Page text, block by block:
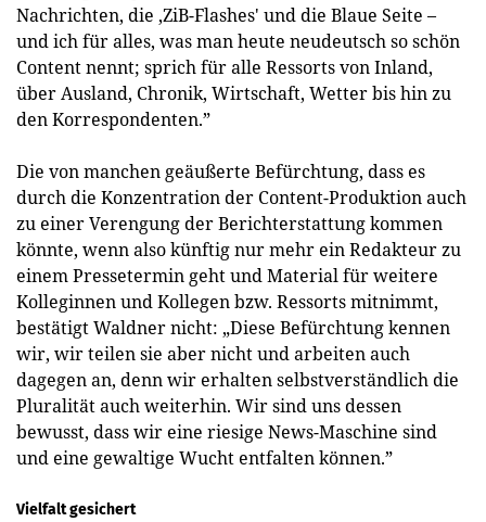
Nachrichten, die ‚ZiB-Flashes' und die Blaue Seite –
und ich für alles, was man heute neudeutsch so schön
Content nennt; sprich für alle Ressorts von Inland,
über Ausland, Chronik, Wirtschaft, Wetter bis hin zu
den Korrespondenten.”
Die von manchen geäußerte Befürchtung, dass es
durch die Konzentration der Content-Produktion auch
zu einer Verengung der Berichterstattung kommen
könnte, wenn also künftig nur mehr ein Redakteur zu
einem Pressetermin geht und Material für weitere
Kolleginnen und Kollegen bzw. Ressorts mitnimmt,
bestätigt Waldner nicht: „Diese Befürchtung kennen
wir, wir teilen sie aber nicht und arbeiten auch
dagegen an, denn wir erhalten selbstverständlich die
Pluralität auch weiterhin. Wir sind uns dessen
bewusst, dass wir eine riesige News-Maschine sind
und eine gewaltige Wucht entfalten können.”
Vielfalt gesichert